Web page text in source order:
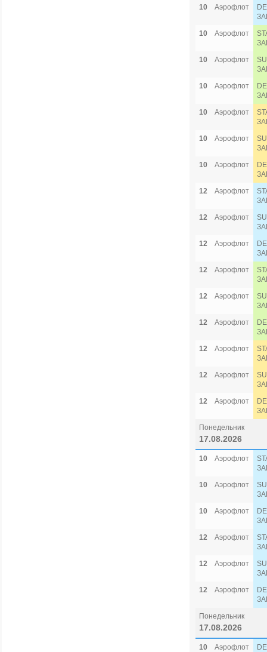
10 Аэрофлот
10
Аэрофлот
10
Аэрофлот
10
Аэрофлот
10
Аэрофлот
10
Аэрофлот
10
Аэрофлот
12
Аэрофлот
12
Аэрофлот
12
Аэрофлот
12
Аэрофлот
12
Аэрофлот
12
Аэрофлот
12
Аэрофлот
12
Аэрофлот
12
Аэрофлот
Понедельник
17.08.2026
10 Аэрофлот
10
Аэрофлот
10
Аэрофлот
12
Аэрофлот
12
Аэрофлот
12
Аэрофлот
Понедельник
17.08.2026
10 Аэрофлот